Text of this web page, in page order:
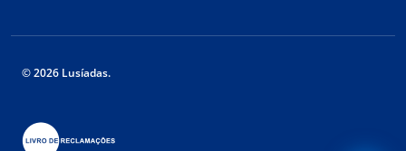
© 2026 Lusíadas.